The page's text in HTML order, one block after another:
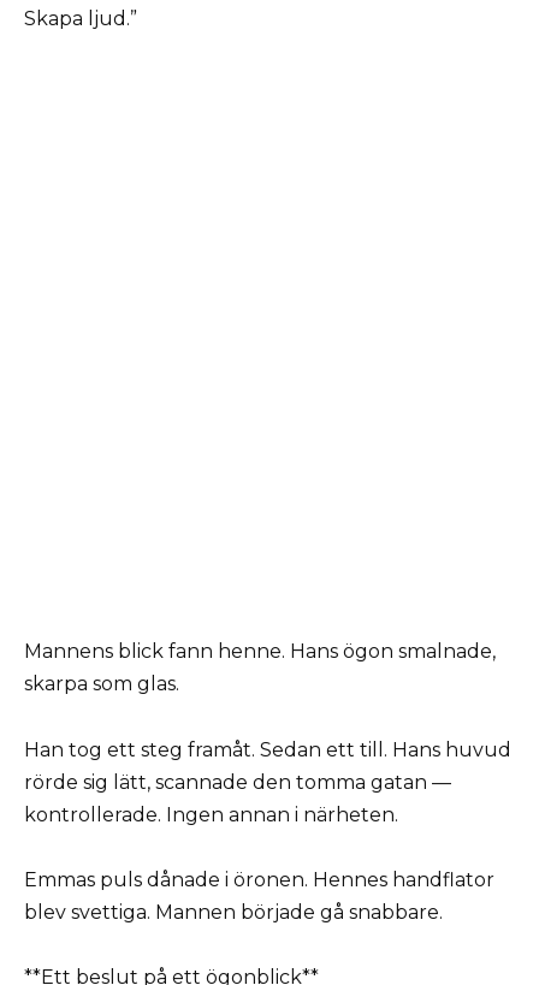
Skapa ljud.”
Mannens blick fann henne. Hans ögon smalnade,
skarpa som glas.
Han tog ett steg framåt. Sedan ett till. Hans huvud
rörde sig lätt, scannade den tomma gatan —
kontrollerade. Ingen annan i närheten.
Emmas puls dånade i öronen. Hennes handflator
blev svettiga. Mannen började gå snabbare.
**Ett beslut på ett ögonblick**